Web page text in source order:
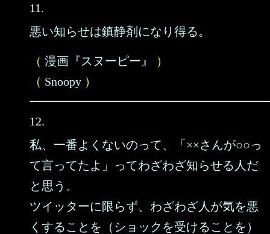
11.
悪い知らせは鎮静剤になり得る。
（ 漫画『スヌーピー』
）
（ Snoopy ）
12.
私、一番よくないのって、「××さんが○○っ
て言ってたよ」ってわざわざ知らせる人だ
と思う。
ツイッターに限らず、わざわざ人が気を悪
くすることを（ショックを受けることを）